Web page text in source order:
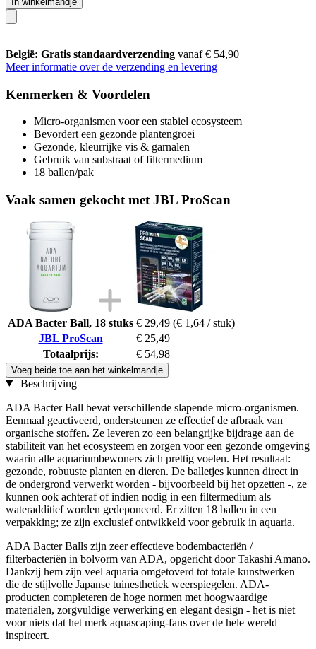
België: Gratis standaardverzending vanaf € 54,90
Meer informatie over de verzending en levering
Kenmerken & Voordelen
Micro-organismen voor een stabiel ecosysteem
Bevordert een gezonde plantengroei
Gezonde, kleurrijke vis & garnalen
Gebruik van substraat of filtermedium
18 ballen/pak
Vaak samen gekocht met JBL ProScan
ADA Bacter Ball, 18 stuks € 29,49 (€ 1,64 / stuk)
JBL ProScan
€ 25,49
Totaalprijs:
€ 54,98
Voeg beide toe aan het winkelmandje
Beschrijving
ADA Bacter Ball bevat verschillende slapende micro-organismen.
Eenmaal geactiveerd, ondersteunen ze effectief de afbraak van
organische stoffen. Ze leveren zo een belangrijke bijdrage aan de
stabiliteit van het ecosysteem en zorgen voor een gezonde omgeving
waarin alle aquariumbewoners zich prettig voelen. Het resultaat:
gezonde, robuuste planten en dieren. De balletjes kunnen direct in
de ondergrond verwerkt worden - bijvoorbeeld bij het opzetten -, ze
kunnen ook achteraf of indien nodig in een filtermedium als
wateradditief worden gedeponeerd. Er zitten 18 ballen in een
verpakking; ze zijn exclusief ontwikkeld voor gebruik in aquaria.
ADA Bacter Balls zijn zeer effectieve bodembacteriën /
filterbacteriën in bolvorm van ADA, opgericht door Takashi Amano.
Dankzij hem zijn veel aquaria omgetoverd tot totale kunstwerken
die de stijlvolle Japanse tuinesthetiek weerspiegelen. ADA-
producten completeren de hoge normen met hoogwaardige
materialen, zorgvuldige verwerking en elegant design - het is niet
voor niets dat het merk aquascaping-fans over de hele wereld
inspireert.